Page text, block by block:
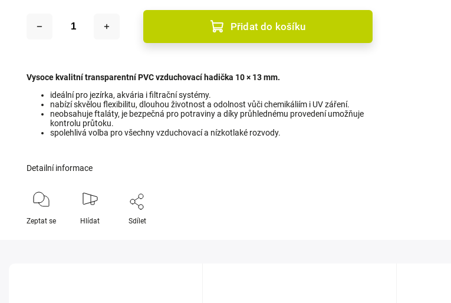
Přidat do košíku
Vysoce kvalitní transparentní PVC vzduchovací hadička 10 × 13 mm.
ideální pro jezírka, akvária i filtrační systémy.
nabízí skvělou flexibilitu, dlouhou životnost a odolnost vůči chemikáliím i UV záření.
neobsahuje ftaláty, je bezpečná pro potraviny a díky průhlednému provedení umožňuje
kontrolu průtoku.
spolehlivá volba pro všechny vzduchovací a nízkotlaké rozvody.
Detailní informace
Zeptat se Hlídat Sdílet